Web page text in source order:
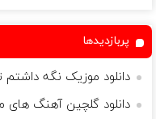
پربازدیدها
دانلود موزیک نگه
دانلود گلچین آهنگ های